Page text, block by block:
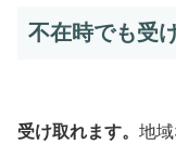
不在時でも受
受け取れます。 地